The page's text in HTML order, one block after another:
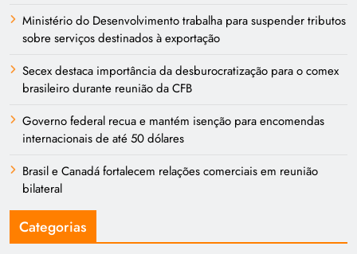
Ministério do Desenvolvimento trabalha para suspender tributos
sobre serviços destinados à exportação
Secex destaca importância da desburocratização para o comex
brasileiro durante reunião da CFB
Governo federal recua e mantém isenção para encomendas
internacionais de até 50 dólares
Brasil e Canadá fortalecem relações comerciais em reunião
bilateral
Categorias